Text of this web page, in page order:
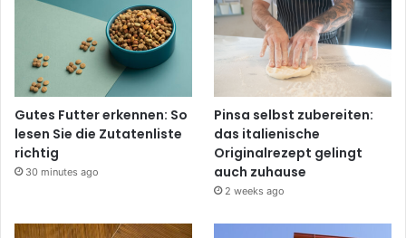
Gutes Futter erkennen: So
lesen Sie die Zutatenliste
richtig
30 minutes ago
Pinsa selbst zubereiten:
das italienische
Originalrezept gelingt
auch zuhause
2 weeks ago